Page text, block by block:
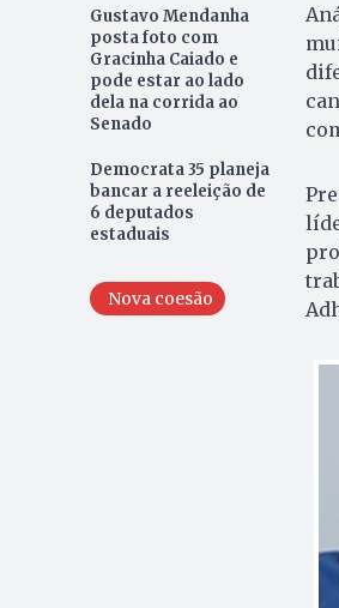
Gustavo Mendanha
posta foto com
Gracinha Caiado e
pode estar ao lado
dela na corrida ao
Senado
Democrata 35 planeja
bancar a reeleição de
6 deputados
estaduais
Nova coesão